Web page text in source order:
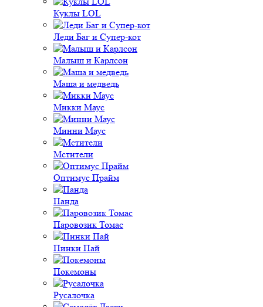
Куклы LOL
Леди Баг и Супер-кот
Малыш и Карлсон
Маша и медведь
Микки Маус
Минни Маус
Мстители
Оптимус Прайм
Панда
Паровозик Томас
Пинки Пай
Покемоны
Русалочка